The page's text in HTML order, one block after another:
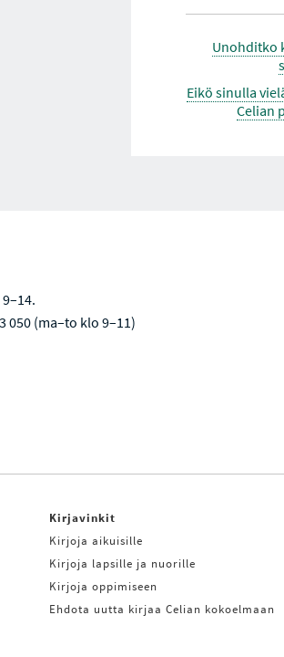
Unohditko
Eikö sinulla
Celian
050 (ma–to klo 9–11)
Kirjavinkit
Kirjoja aikuisille
Kirjoja lapsille ja nuorille
Kirjoja oppimiseen
Ehdota uutta kirjaa Celian kokoelmaan